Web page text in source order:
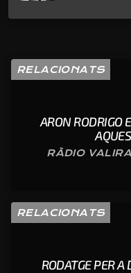
RELACIONATS
ARON RODRIGO
RÀDIO
RELACIONATS
RODATGE PER A